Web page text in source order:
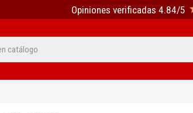
Opiniones verificadas 4.84/5